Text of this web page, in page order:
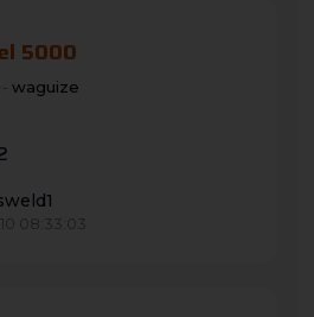
5000
waguize
08:33:03